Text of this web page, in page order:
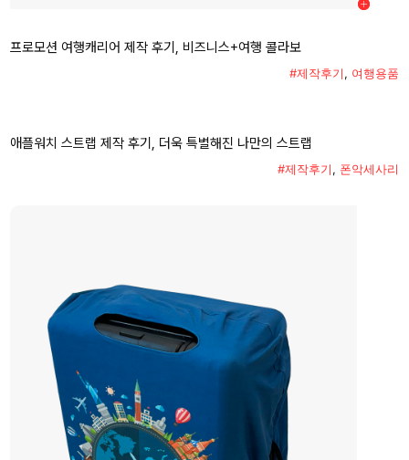
프로모션 여행캐리어 제작 후기, 비즈니스+여행 콜라보
#제작후기, 여행용품
애플워치 스트랩 제작 후기, 더욱 특별해진 나만의 스트랩
#제작후기, 폰악세사리